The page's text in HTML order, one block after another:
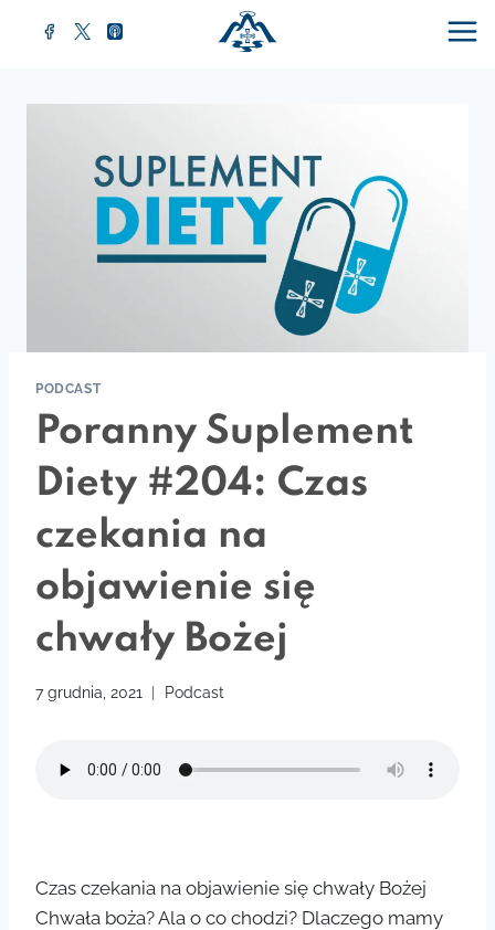
PODCAST
Poranny Suplement
Diety #204: Czas
czekania na
objawienie się
chwały Bożej
7 grudnia, 2021 Podcast
Czas czekania na objawienie się chwały Bożej
Chwała boża? Ala o co chodzi? Dlaczego mamy